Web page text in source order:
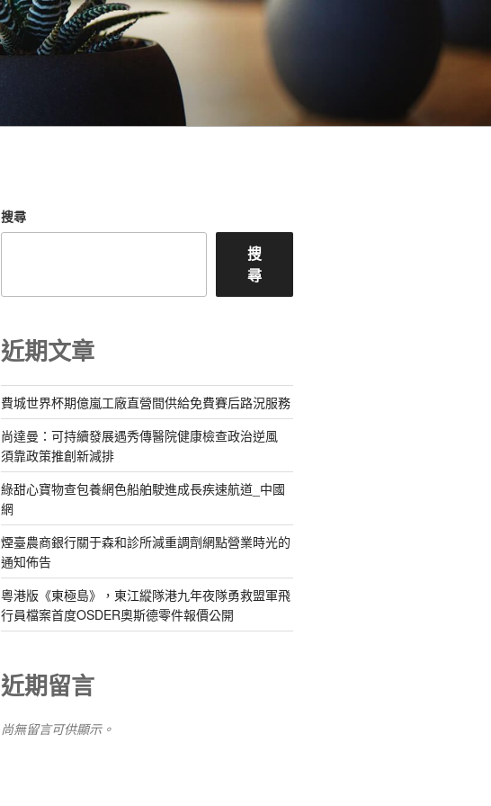
搜尋
搜
尋
近期文章
費城世界杯期億嵐工廠直營間供給免費賽后路況服務
尚達曼：可持續發展遇秀傳醫院健康檢查政治逆風
須靠政策推創新減排
綠甜心寶物查包養網色船舶駛進成長疾速航道_中國
網
煙臺農商銀行關于森和診所減重調劑網點營業時光的
通知佈告
粵港版《東極島》，東江縱隊港九年夜隊勇救盟軍飛
行員檔案首度OSDER奧斯德零件報價公開
近期留言
尚無留言可供顯示。